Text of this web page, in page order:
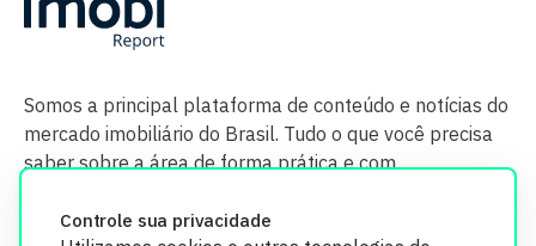
Controle sua privacidade
Somos a principal plataforma de conteúdo e notícias do
mercado imobiliário do Brasil. Tudo o que você precisa
saber sobre a área de forma prática e com